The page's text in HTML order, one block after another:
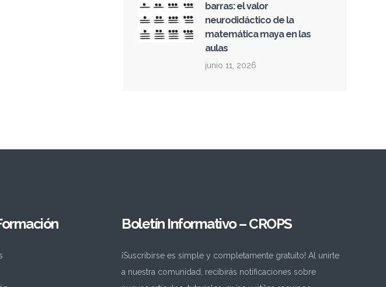
barras: el valor
neurodidáctico de la
matemática maya en las
aulas
junio 11, 2026
Boletín Informativo – CROPS
¡Suscribirse es simple y completamente gratuito! Al unirte
a nuestra comunidad, recibirás notificaciones sobre